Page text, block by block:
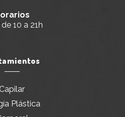
10 a 21h
Capilar
Plástica